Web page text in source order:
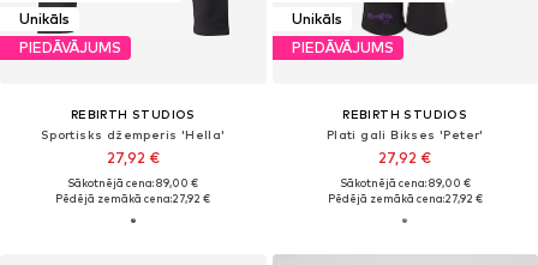
Unikāls
PIEDĀVĀJUMS
REBIRTH STUDIOS
Sportisks džemperis 'Hella'
27,92 €
Sākotnējā cena: 89,00 €
Pēdējā zemākā cena:27,92 €
Unikāls
PIEDĀVĀJUMS
REBIRTH STUDIOS
Plati gali Bikses 'Peter'
27,92 €
Sākotnējā cena: 89,00 €
Pēdējā zemākā cena:27,92 €